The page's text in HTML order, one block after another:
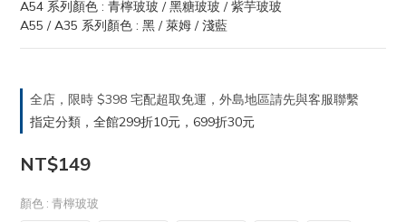
A54 系列顏色 : 青檸玻玻 / 黑糖玻玻 / 紫芋玻玻
A55 / A35 系列顏色 : 黑 / 萊姆 / 淺藍
全店，限時 $398 宅配超取免運，外島地區請先與客服聯繫
指定分類，全館299折10元，699折30元
NT$149
顏色 : 青檸玻玻